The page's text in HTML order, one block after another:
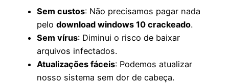
Sem custos: Não precisamos pagar nada
pelo download windows 10 crackeado.
Sem vírus: Diminui o risco de baixar
arquivos infectados.
Atualizações fáceis: Podemos atualizar
nosso sistema sem dor de cabeça.